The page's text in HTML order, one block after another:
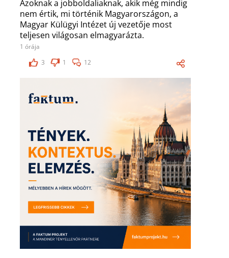
Azoknak a jobboldaliaknak, akik még mindig
nem értik, mi történik Magyarországon, a
Magyar Külügyi Intézet új vezetője most
teljesen világosan elmagyarázta.
1 órája
3
1 12